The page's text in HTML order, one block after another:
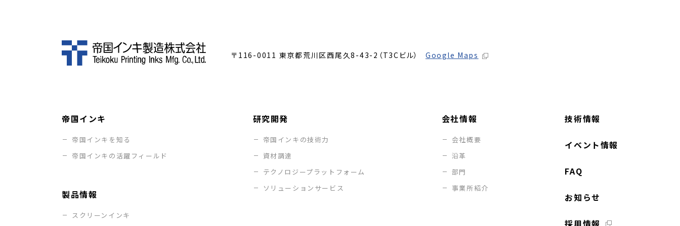
〒116-0011 東京都荒川区西尾久8-43-2（T3Cビル） Google Maps
帝国インキ
帝国インキを知る
帝国インキの活躍フィールド
製品情報
スクリーンインキ
研究開発
帝国インキの技術力
資材調達
テクノロジープラットフォーム
ソリューションサービス
会社情報
会社概要
沿革
部門
事業所紹介
技術情報
イベント情報
FAQ
お知らせ
採用情報